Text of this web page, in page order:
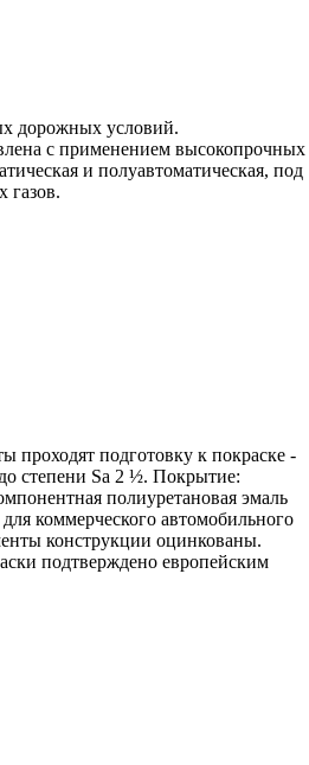
дорожных условий.
с применением высокопрочных
и полуавтоматическая, под
газов.
проходят подготовку к покраске -
степени Sa 2 ½. Покрытие:
полиуретановая эмаль
коммерческого автомобильного
конструкции оцинкованы.
подтверждено европейским